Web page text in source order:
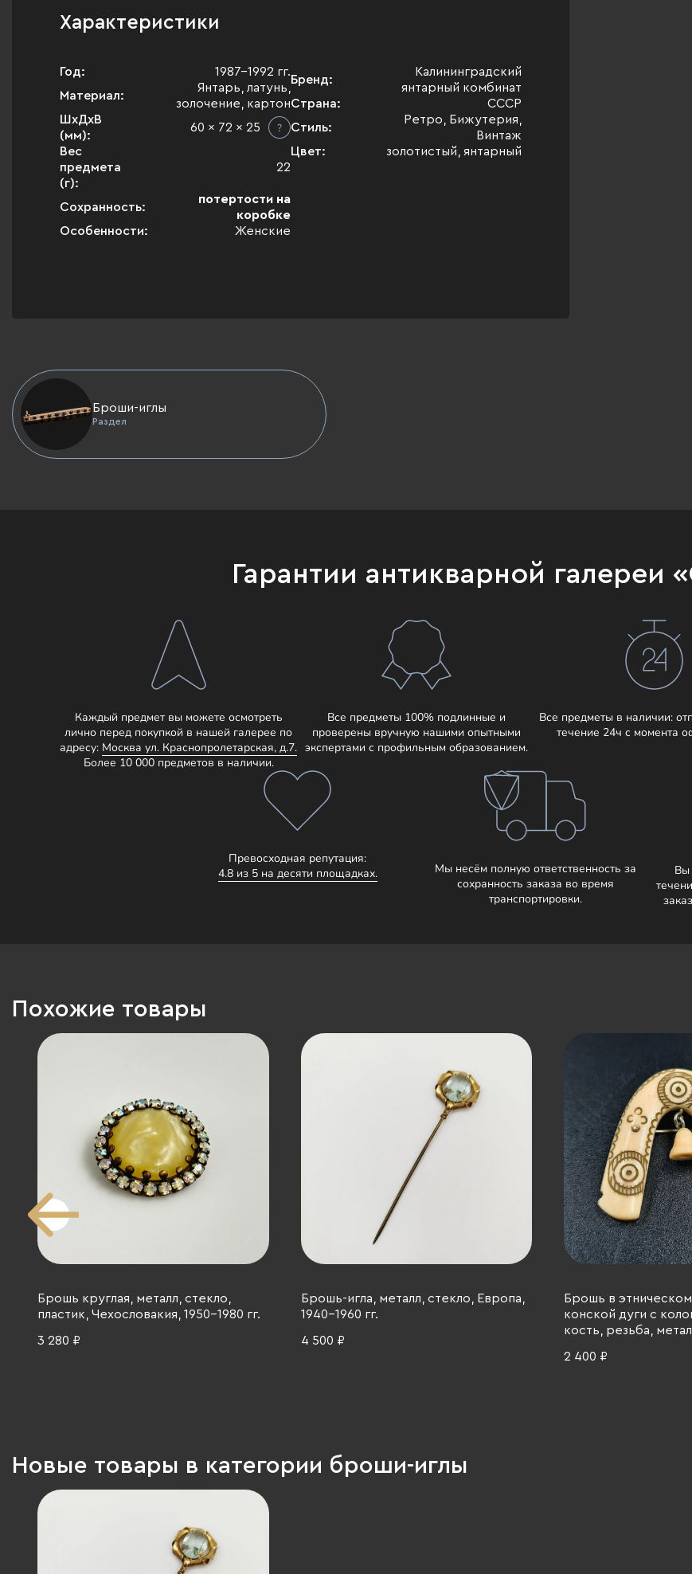
Характеристики
Год:
1987-1992 гг.
Материал:
Янтарь, латунь,
золочение, картон
ШхДхВ
(мм):
60 x 72 x 25
Вес
предмета
(г):
22
Сохранность:
потертости на
коробке
Особенности:
Женские
Бренд:
Калининградский
янтарный комбинат
Страна:
СССР
Стиль:
Ретро, Бижутерия,
Винтаж
Цвет:
золотистый, янтарный
Броши-иглы
Раздел
Гарантии антикварной галереи
Каждый предмет вы можете осмотреть
лично перед покупкой в нашей галерее по
адресу: Москва ул. Краснопролетарская, д.7.
Более 10 000 предметов в наличии.
Все предметы 100% подлинные и
проверены вручную нашими опытными
экспертами с профильным образованием.
Все предметы в наличии:
течение 24ч с момента
Превосходная репутация:
4.8 из 5 на десяти площадках.
Мы несём полную ответственность за
сохранность заказа во время
транспортировки.
Вы
Похожие товары
Брошь круглая, металл, стекло,
пластик, Чехословакия, 1950-1980 гг.
3 280 ₽
Брошь-игла, металл, стекло, Европа,
1940-1960 гг.
4 500 ₽
Брошь в
конской дуги с
кость, резьба,
2 400 ₽
Новые товары в категории броши-иглы